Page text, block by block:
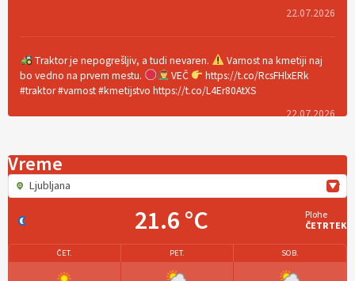
22.07.2026
Traktor je nepogrešljiv, a tudi nevaren.
Varnost na kmetiji naj
bo vedno na prvem mestu.
VEČ
https://t.co/RcsFHlxERk
#traktor #varnost #kmetijstvo https://t.co/L4Er80AtXS
22.07.2026
[EKOloško = LOGIČNO
kmetijstvo
in predvsem reja travojedih živali
. VEČ
https://t.co/YvDmY3UNng @EUAgri #IMCAP #CAP
21.07.2026
[EKOloško = LOGIČNO
Pet-nat je vse bolj priljubljeno
Vreme
Ljubljana
21.6 °C
Plohe
ČETRTEK
ČET. PET. SOB.